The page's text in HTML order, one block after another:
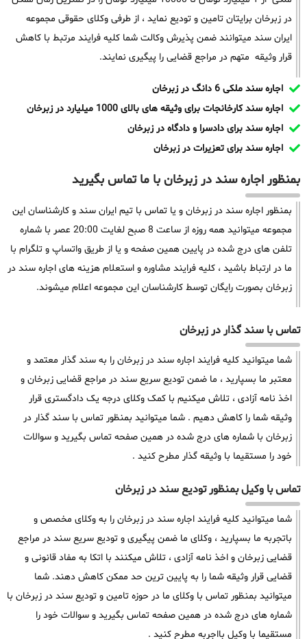
در زبرخان برایتان تامین و تودیع نماید ، از طرفی وکلای حقوقی مجموعه
ایران سند میتوانند ضمن پذیرش وکالت شما کلیه فرایند مرتبط با کاهش
قرار وثیقه متهم در مراجع قضایی را پیگیری نمایند.
اجاره سند ملکی 6 دانگ در زبرخان
اجاره سند کارخانجات برای وثیقه های بالای 1000 میلیارد در زبرخان
اجاره سند برای دادسرا و دادگاه در زبرخان
اجاره سند برای تعزیرات در زبرخان
بمنظور اجاره سند در زبرخان با ما تماس بگیرید
بمنظور اجاره سند در زبرخان و یا تماس با تیم ایران سند و کارشناسان این
مجموعه میتوانید همه روزه از ساعت 8 صبح لغایت 20:00 عصر با شماره
تلفن های درج شده در پایین همین صفحه و یا از طریق واتساپ و تلگرام با
ما در ارتباط باشید ، کلیه فرایند مشاوره و استعلام هزینه های اجاره سند در
زبرخان بصورت رایگان توسط کارشناسان این مجموعه اعلام میشوند.
تماس با سند گذار در زبرخان
شما میتوانید کلیه فرایند اجاره سند در زبرخان را به سند گذار معتمد و
معتبر ما بسپارید ، ما ضمن تودیع سریع سند در مراجع قضایی زبرخان و
اخذ نامه آزادی ، تلاش میکنیم با کمک وکلای درجه یک دادگستری قرار
وثیقه شما را کاهش دهیم . شما میتوانید بمنظور تماس با سند گذار در
زبرخان با شماره های درج شده در همین صفحه تماس بگیرید و سوالات
خود را مستقیما با وثیقه گذار مطرح کنید .
تماس با وکیل بمنظور تودیع سند در زبرخان
شما میتوانید کلیه فرایند اجاره سند در زبرخان را به وکلای مخصص و
باتجربه ما بسپارید ، وکلای ما ضمن پیگیری و تودیع سریع سند در مراجع
قضایی زبرخان و اخذ نامه آزادی ، تلاش میکنند با اتکا به مفاد قانونی و
قضایی قرار وثیقه شما را به پایین ترین حد ممکن کاهش دهند. شما
میتوانید بمنظور تماس با وکلای ما در حوزه تامین و تودیع سند در زبرخان با
شماره های درج شده در همین صفحه تماس بگیرید و سوالات خود را
مستقیما با وکیل بااجربه مطرح کنید .